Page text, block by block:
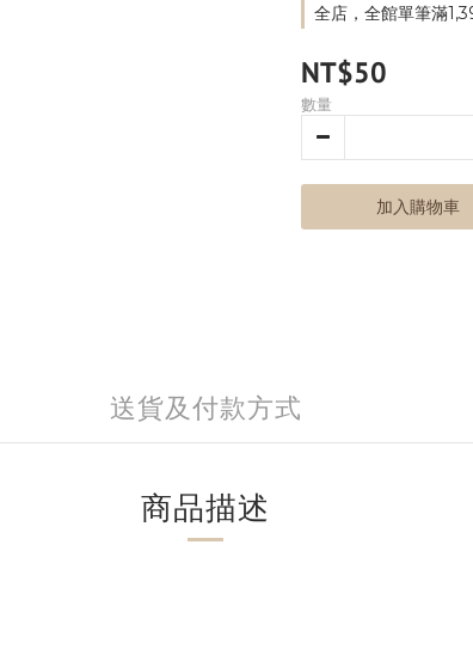
全店，全館單筆滿
NT$50
數量
加入購物車
送貨及付款方式
商品描述